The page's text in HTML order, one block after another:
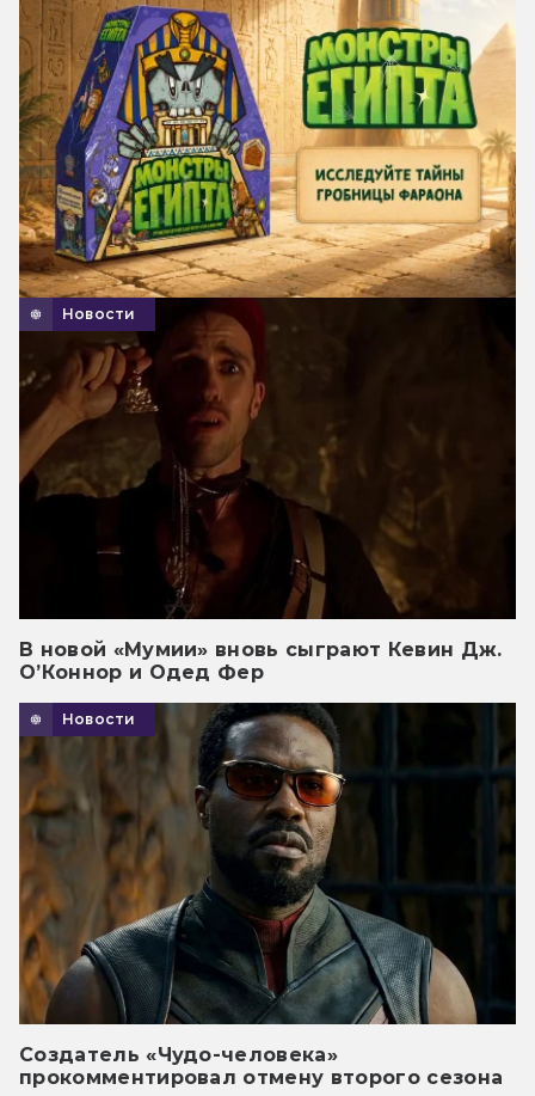
Новости
В новой «Мумии» вновь сыграют Кевин Дж.
О’Коннор и Одед Фер
Новости
Создатель «Чудо-человека»
прокомментировал отмену второго сезона